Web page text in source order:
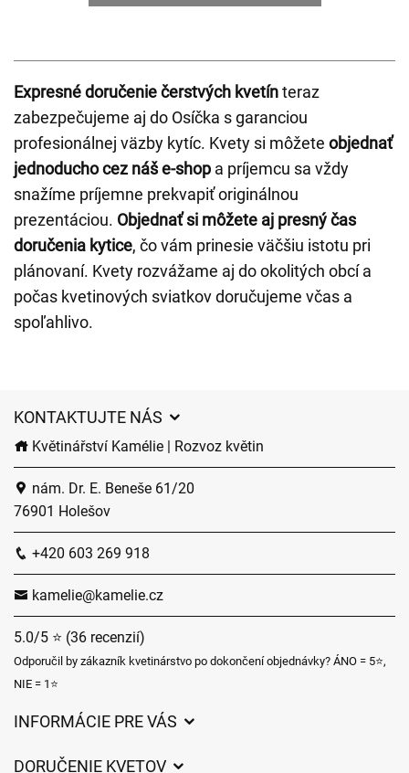
Expresné doručenie čerstvých kvetínteraz
zabezpečujeme aj do Osíčka s garanciou
profesionálnej väzby kytíc. Kvety si môžete objednať
jednoducho cez náš e-shop a príjemcu sa vždy
snažíme príjemne prekvapiť originálnou
prezentáciou. Objednať si môžete aj presný čas
doručenia kytice, čo vám prinesie väčšiu istotu pri
plánovaní. Kvety rozvážame aj do okolitých obcí a
počas kvetinových sviatkov doručujeme včas a
spoľahlivo.
KONTAKTUJTE NÁS
Květinářství Kamélie | Rozvoz květin
nám. Dr. E. Beneše 61/20
76901 Holešov
+420 603 269 918
kamelie@kamelie.cz
5.0/5 ⭐ (36 recenzií)
Odporučil by zákazník kvetinárstvo po dokončení objednávky? ÁNO = 5⭐,
NIE = 1⭐
INFORMÁCIE PRE VÁS
DORUČENIE KVETOV